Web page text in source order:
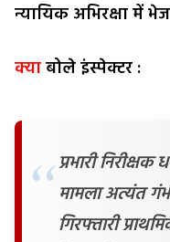
न्यायिक अभिरक्षा में
क्याबोले इंस्पेक्टर :
प्रभारी
मामला अत्यंत
गिरफ्तारी